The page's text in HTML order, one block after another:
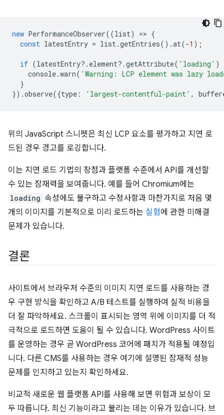
new PerformanceObserver((list) => {
const latestEntry = list.getEntries().at(-1 );
if (latestEntry? . element? .getAttribute( 'loading' )
console.warn( 'Warning: LCP element was lazy
}
}).observe({type : 'largest-contentful-paint' ,
위의 JavaScript 스니펫은 최신 LCP 요소를 평가하고 지연 로
드된 경우 경고를 로깅합니다.
이는 지연 로드 기법의 장점과 플랫폼 수준에서 API를 개선할
수 있는 잠재력을 보여줍니다. 예를 들어 Chromium에는
loading 속성에도 불구하고 수정사항과 마찬가지로 처음 몇
개의 이미지를 기본적으로 미리 로드하는 실험에 관한 미해결
문제가 있습니다.
결론
사이트에서 브라우저 수준의 이미지 지연 로드를 사용하는 경
우 구현 방식을 확인하고 A/B 테스트를 실행하여 실적 비용을
더 잘 파악하세요. 스크롤이 표시되는 영역 위에 이미지를 더 적
극적으로 로드하면 도움이 될 수 있습니다. WordPress 사이트
를 운영하는 경우 곧 WordPress 코어에 패치가 적용될 예정입
니다. 다른 CMS를 사용하는 경우 여기에 설명된 잠재적 성능
문제를 인지하고 있는지 확인하세요.
비교적 새로운 웹 플랫폼 API를 사용해 보면 위험과 보상이 모
두 따릅니다. 최신 기능이라고 불리는 데는 이유가 있습니다. 브